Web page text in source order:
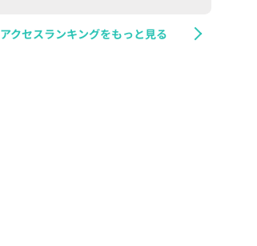
アクセスランキングをもっと見る